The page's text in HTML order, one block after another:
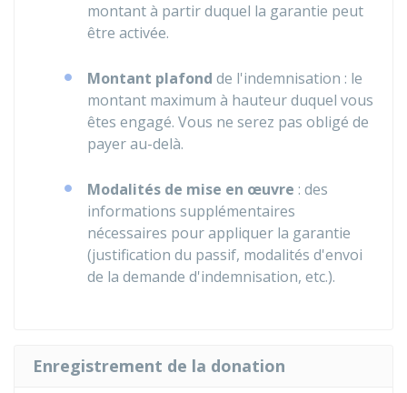
montant à partir duquel la garantie peut
être activée.
Montant plafond de l'indemnisation : le
montant maximum à hauteur duquel vous
êtes engagé. Vous ne serez pas obligé de
payer au-delà.
Modalités de mise en œuvre : des
informations supplémentaires
nécessaires pour appliquer la garantie
(justification du passif, modalités d'envoi
de la demande d'indemnisation, etc.).
Enregistrement de la donation